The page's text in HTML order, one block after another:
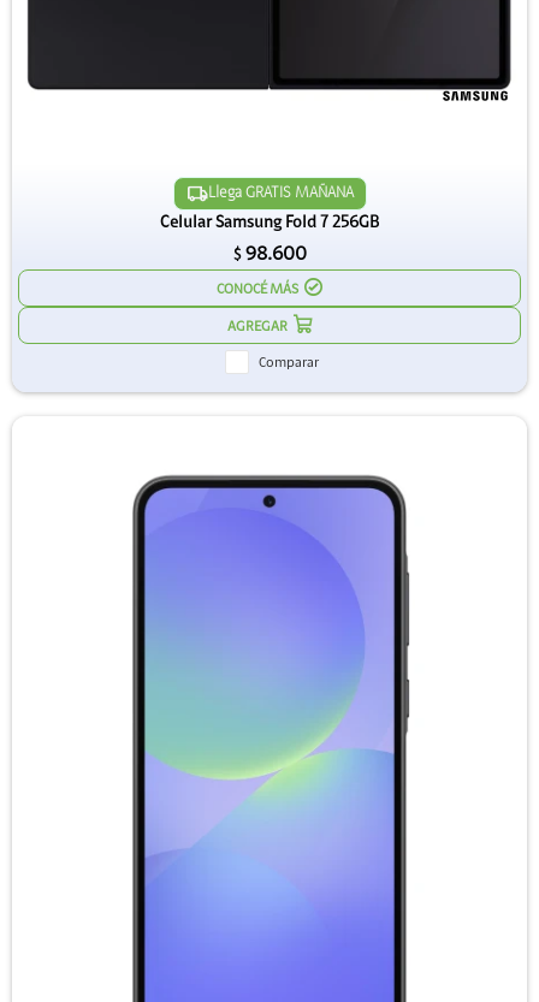
Llega GRATIS MAÑANA
Celular Samsung Fold 7 256GB
$ 98.600
CONOCÉ MÁS
Comparar